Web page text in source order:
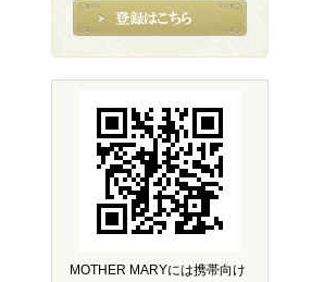
MOTHER MARYには携帯向け